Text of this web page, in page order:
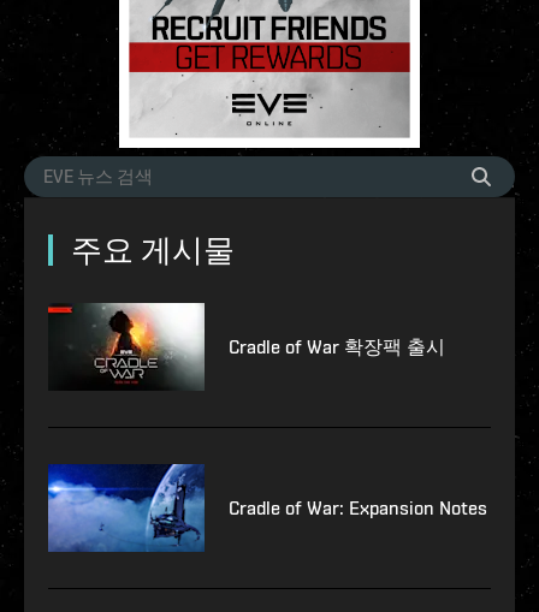
주요 게시물
Cradle of War 확장팩 출시
Cradle of War: Expansion Notes